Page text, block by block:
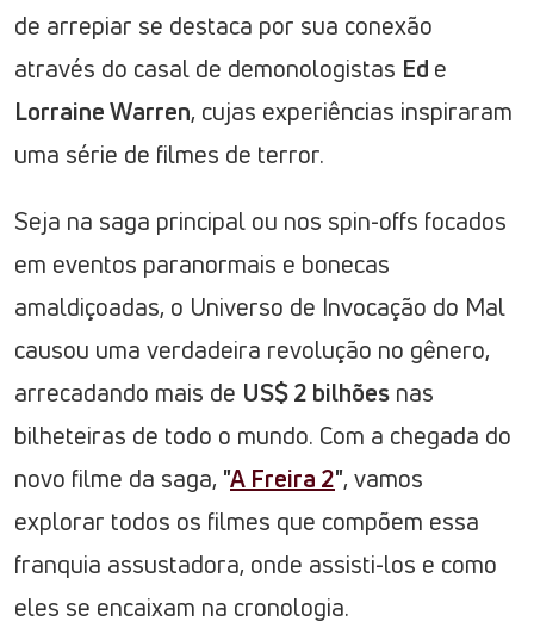
de arrepiar se destaca por sua conexão
através do casal de demonologistas Ed e
Lorraine Warren, cujas experiências inspiraram
uma série de filmes de terror.
Seja na saga principal ou nos spin-offs focados
em eventos paranormais e bonecas
amaldiçoadas, o Universo de Invocação do Mal
causou uma verdadeira revolução no gênero,
arrecadando mais de US$ 2 bilhões nas
bilheteiras de todo o mundo. Com a chegada do
novo filme da saga, "A Freira 2", vamos
explorar todos os filmes que compõem essa
franquia assustadora, onde assisti-los e como
eles se encaixam na cronologia.